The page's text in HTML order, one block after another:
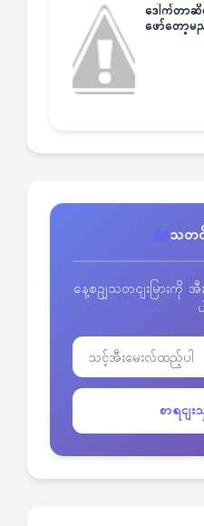
ဒေါက်တာ
ဖော်တော့မ
သတ
နေ့စဥျသတငျးမြားကို
စာရငျး